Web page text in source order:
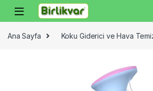
Skip to navigation
Skip to content
Ana Sayfa Koku Giderici ve Hava